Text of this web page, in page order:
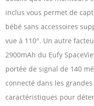
inclus vous permet de
bébé sans accessoires
vue à 110°. Un autre
2900mAh du Eufy
portée de signal de 140
connecté dans les
caractéristiques pour